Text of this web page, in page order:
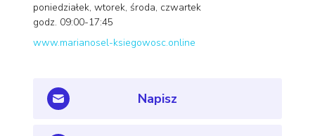
poniedziałek, wtorek, środa, czwartek
godz. 09:00-17:45
www.marianosel-ksiegowosc.online
Napisz